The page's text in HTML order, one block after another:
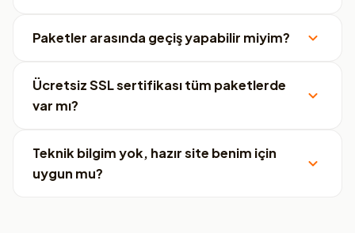
Paketler arasında geçiş yapabilir miyim?
Ücretsiz SSL sertifikası tüm paketlerde
var mı?
Teknik bilgim yok, hazır site benim için
uygun mu?